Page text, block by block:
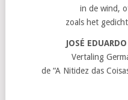
in de wind,
zoals het
JOSÉ
Vertaling
de “A Nitidez das